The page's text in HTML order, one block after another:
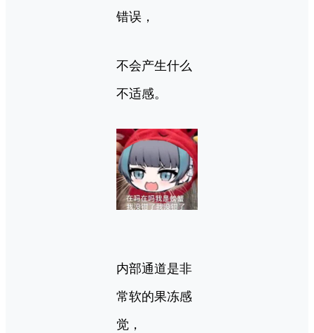
错误，
不会产生什么
不适感。
内部通道是非
常软的果冻感
觉，